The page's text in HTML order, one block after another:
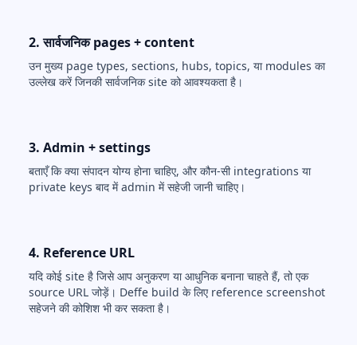
2. सार्वजनिक pages + content
उन मुख्य page types, sections, hubs, topics, या modules का
उल्लेख करें जिनकी सार्वजनिक site को आवश्यकता है।
3. Admin + settings
बताएँ कि क्या संपादन योग्य होना चाहिए, और कौन-सी integrations या
private keys बाद में admin में सहेजी जानी चाहिए।
4. Reference URL
यदि कोई site है जिसे आप अनुकरण या आधुनिक बनाना चाहते हैं, तो एक
source URL जोड़ें। Deffe build के लिए reference screenshot
सहेजने की कोशिश भी कर सकता है।